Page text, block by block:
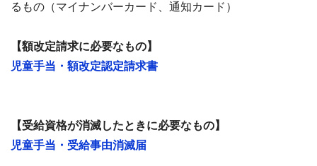
るもの（マイナンバーカード、通知カード）
【額改定請求に必要なもの】
児童手当・額改定認定請求書
【受給資格が消滅したときに必要なもの】
児童手当・受給事由消滅届